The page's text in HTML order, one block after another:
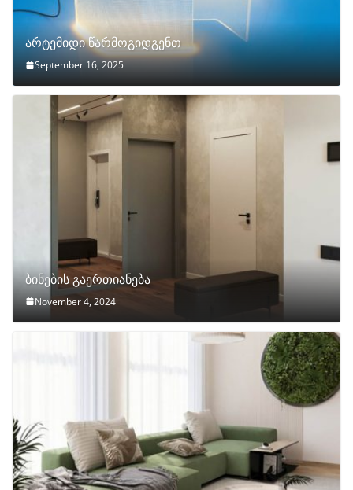
არტემიდი წარმოგიდგენთ
September 16, 2025
ბინების გაერთიანება
November 4, 2024